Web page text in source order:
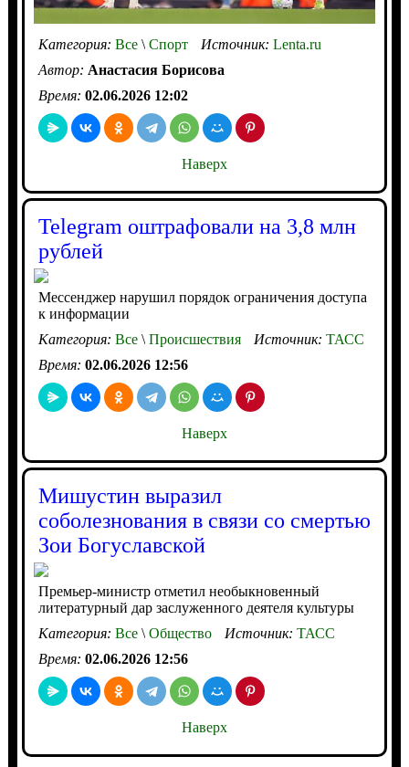
Категория: Все\Спорт Источник: Lenta.ru
Автор: Анастасия Борисова
Время: 02.06.2026 12:02
Наверх
Telegram оштрафовали на 3,8 млн
рублей
Мессенджер нарушил порядок ограничения доступа
к информации
Категория: Все\Происшествия Источник: ТАСС
Время: 02.06.2026 12:56
Наверх
Мишустин выразил
соболезнования в связи со смертью
Зои Богуславской
Премьер-министр отметил необыкновенный
литературный дар заслуженного деятеля культуры
Категория: Все\Общество Источник: ТАСС
Время: 02.06.2026 12:56
Наверх